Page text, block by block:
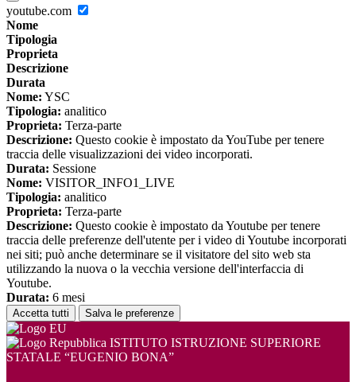
youtube.com
Nome
Tipologia
Proprieta
Descrizione
Durata
Nome: YSC
Tipologia: analitico
Proprieta: Terza-parte
Descrizione: Questo cookie è impostato da YouTube per tenere
traccia delle visualizzazioni dei video incorporati.
Durata: Sessione
Nome: VISITOR_INFO1_LIVE
Tipologia: analitico
Proprieta: Terza-parte
Descrizione: Questo cookie è impostato da Youtube per tenere
traccia delle preferenze dell'utente per i video di Youtube incorporati
nei siti; può anche determinare se il visitatore del sito web sta
utilizzando la nuova o la vecchia versione dell'interfaccia di
Youtube.
Durata: 6 mesi
Accetta tutti Salva le preferenze
ISTITUTO ISTRUZIONE SUPERIORE
STATALE “EUGENIO BONA”